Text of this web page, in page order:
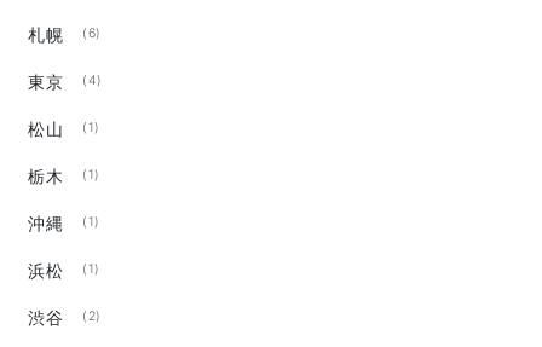
札幌 (6)
東京 (4)
松山 (1)
栃木 (1)
沖縄 (1)
浜松 (1)
渋谷 (2)